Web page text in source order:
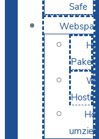
Safe
Webspace
Pakete
Hosting